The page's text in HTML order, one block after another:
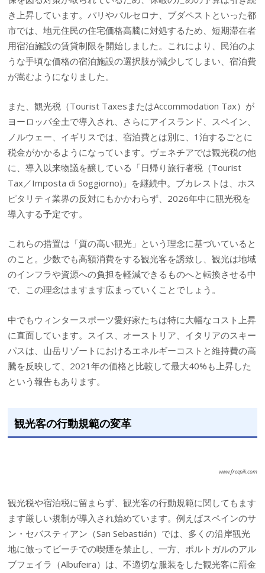
き上昇しています。パリやバルセロナ、ブダペストといった都
市では、地元住民の住宅価格高騰に対処するため、短期滞在者
用宿泊施設の賃貸制限を開始しました。これにより、民泊のよ
うな手頃な価格の宿泊施設の選択肢が減少してしまい、宿泊費
が嵩むようになりました。
また、観光税（Tourist TaxesまたはAccommodation Tax）が
ヨーロッパ全土で導入され、さらにアイスランド、スペイン、
ノルウェー、イギリスでは、宿泊費とは別に、1泊するごとに
税金がかかるようになっています。ヴェネチアでは観光税の他
に、導入以来物議を醸している「日帰り旅行者税（Tourist
Tax／Imposta di Soggiorno)」を継続中。ブカレストは、ホス
ピタリティ業界の反対にもかかわらず、2026年中に観光税を
導入する予定です。
これらの措置は「質の高い観光」という理念に基づいていると
のこと。少数でも高額消費をする観光客を誘致し、観光は地域
のインフラや資源への負担を軽減できるものへと転換させる中
で、この理念はますます広まっていくことでしょう。
中でもウィンタースポーツ愛好家たちは特に大幅なコスト上昇
に直面しています。スイス、オーストリア、イタリアのスキー
パスは、山岳リゾートにおけるエネルギーコストと維持費の高
騰を反映して、2021年の価格と比較して最大40%も上昇した
という報告もあります。
観光客の行動規範の変革
www.freepik.com
観光税や宿泊税に留まらず、観光客の行動規範に関してもます
ます厳しい規制が導入され始めています。例えばスペインのサ
ン・セバスティアン（San Sebastián）では、多くの沿岸観光
地に倣ってビーチでの喫煙を禁止し、一方、ポルトガルのアル
ブフェイラ（Albufeira）は、不適切な服装をした観光客に罰金